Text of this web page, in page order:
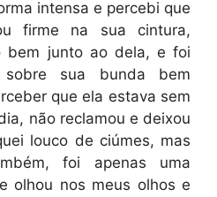
intensa e percebi que
firme na sua cintura,
bem junto ao dela, e foi
sua bunda bem
que ela estava sem
não reclamou e deixou
louco de ciúmes, mas
foi apenas uma
olhou nos meus olhos e